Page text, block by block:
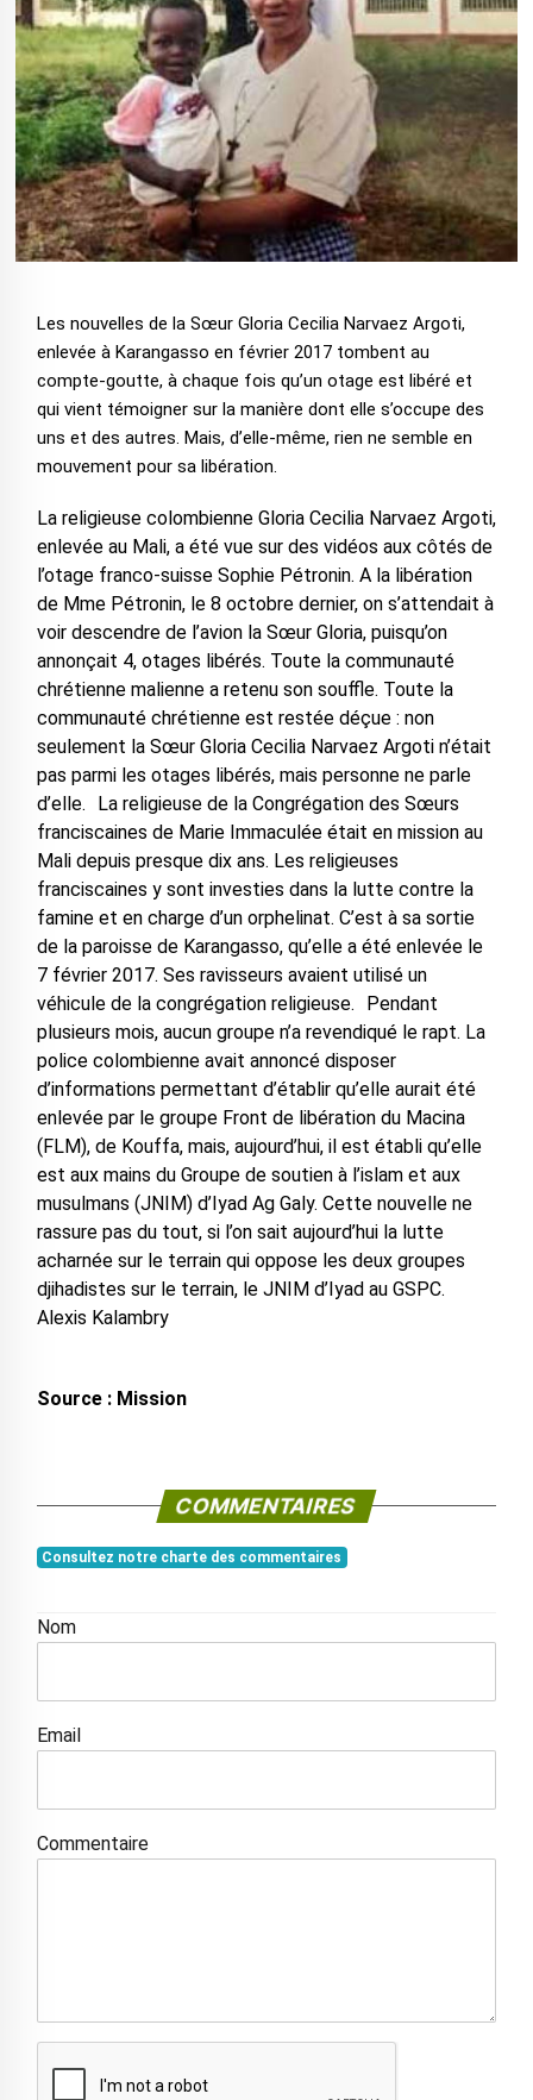
Les nouvelles de la Sœur Gloria Cecilia Narvaez Argoti,
enlevée à Karangasso en février 2017 tombent au
compte-goutte, à chaque fois qu’un otage est libéré et
qui vient témoigner sur la manière dont elle s’occupe des
uns et des autres. Mais, d’elle-même, rien ne semble en
mouvement pour sa libération.
La religieuse colombienne Gloria Cecilia Narvaez Argoti,
enlevée au Mali, a été vue sur des vidéos aux côtés de
l’otage franco-suisse Sophie Pétronin. A la libération
de Mme Pétronin, le 8 octobre dernier, on s’attendait à
voir descendre de l’avion la Sœur Gloria, puisqu’on
annonçait 4, otages libérés. Toute la communauté
chrétienne malienne a retenu son souffle. Toute la
communauté chrétienne est restée déçue : non
seulement la Sœur Gloria Cecilia Narvaez Argoti n’était
pas parmi les otages libérés, mais personne ne parle
d’elle. La religieuse de la Congrégation des Sœurs
franciscaines de Marie Immaculée était en mission au
Mali depuis presque dix ans. Les religieuses
franciscaines y sont investies dans la lutte contre la
famine et en charge d’un orphelinat. C’est à sa sortie
de la paroisse de Karangasso, qu’elle a été enlevée le
7 février 2017. Ses ravisseurs avaient utilisé un
véhicule de la congrégation religieuse. Pendant
plusieurs mois, aucun groupe n’a revendiqué le rapt. La
police colombienne avait annoncé disposer
d’informations permettant d’établir qu’elle aurait été
enlevée par le groupe Front de libération du Macina
(FLM), de Kouffa, mais, aujourd’hui, il est établi qu’elle
est aux mains du Groupe de soutien à l’islam et aux
musulmans (JNIM) d’Iyad Ag Galy. Cette nouvelle ne
rassure pas du tout, si l’on sait aujourd’hui la lutte
acharnée sur le terrain qui oppose les deux groupes
djihadistes sur le terrain, le JNIM d’Iyad au GSPC.
Alexis Kalambry
Source : Mission
COMMENTAIRES
Consultez notre charte des commentaires
Nom
Email
Commentaire